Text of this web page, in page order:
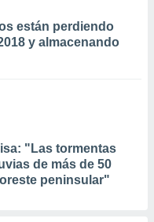
están perdiendo
y almacenando
"Las tormentas
de más de 50
peninsular"